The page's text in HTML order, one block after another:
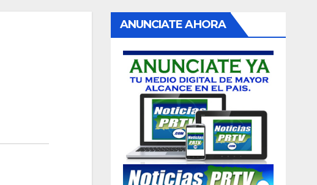
ANUNCIATE AHORA